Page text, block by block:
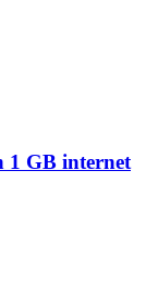
1 GB internet